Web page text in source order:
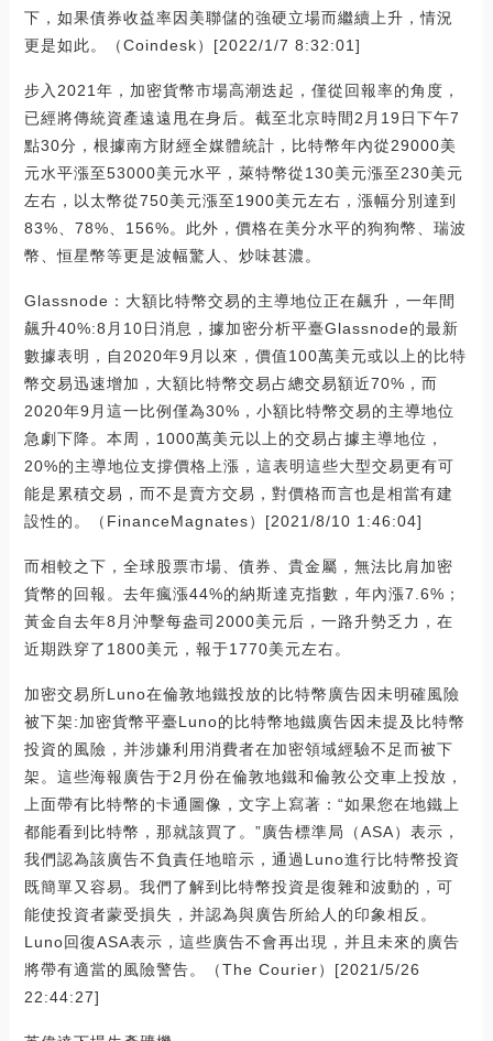
下，如果債券收益率因美聯儲的強硬立場而繼續上升，情況
更是如此。（Coindesk）[2022/1/7 8:32:01]
步入2021年，加密貨幣市場高潮迭起，僅從回報率的角度，
已經將傳統資產遠遠甩在身后。截至北京時間2月19日下午7
點30分，根據南方財經全媒體統計，比特幣年內從29000美
元水平漲至53000美元水平，萊特幣從130美元漲至230美元
左右，以太幣從750美元漲至1900美元左右，漲幅分別達到
83%、78%、156%。此外，價格在美分水平的狗狗幣、瑞波
幣、恒星幣等更是波幅驚人、炒味甚濃。
Glassnode：大額比特幣交易的主導地位正在飆升，一年間
飆升40%:8月10日消息，據加密分析平臺Glassnode的最新
數據表明，自2020年9月以來，價值100萬美元或以上的比特
幣交易迅速增加，大額比特幣交易占總交易額近70%，而
2020年9月這一比例僅為30%，小額比特幣交易的主導地位
急劇下降。本周，1000萬美元以上的交易占據主導地位，
20%的主導地位支撐價格上漲，這表明這些大型交易更有可
能是累積交易，而不是賣方交易，對價格而言也是相當有建
設性的。（FinanceMagnates）[2021/8/10 1:46:04]
而相較之下，全球股票市場、債券、貴金屬，無法比肩加密
貨幣的回報。去年瘋漲44%的納斯達克指數，年內漲7.6%；
黃金自去年8月沖擊每盎司2000美元后，一路升勢乏力，在
近期跌穿了1800美元，報于1770美元左右。
加密交易所Luno在倫敦地鐵投放的比特幣廣告因未明確風險
被下架:加密貨幣平臺Luno的比特幣地鐵廣告因未提及比特幣
投資的風險，并涉嫌利用消費者在加密領域經驗不足而被下
架。這些海報廣告于2月份在倫敦地鐵和倫敦公交車上投放，
上面帶有比特幣的卡通圖像，文字上寫著：“如果您在地鐵上
都能看到比特幣，那就該買了。”廣告標準局（ASA）表示，
我們認為該廣告不負責任地暗示，通過Luno進行比特幣投資
既簡單又容易。我們了解到比特幣投資是復雜和波動的，可
能使投資者蒙受損失，并認為與廣告所給人的印象相反。
Luno回復ASA表示，這些廣告不會再出現，并且未來的廣告
將帶有適當的風險警告。（The Courier）[2021/5/26
22:44:27]